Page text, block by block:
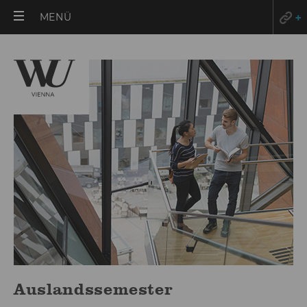
MENÜ
Auslandssemester